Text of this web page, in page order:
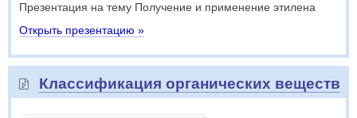
Презентация на тему Получение и применение этилена
Открыть презентацию »
Классификация органических веществ